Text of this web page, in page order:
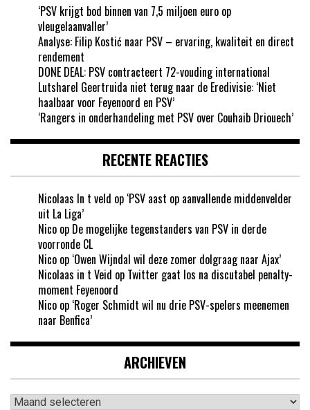
‘PSV krijgt bod binnen van 7,5 miljoen euro op
vleugelaanvaller’
Analyse: Filip Kostić naar PSV – ervaring, kwaliteit en direct
rendement
DONE DEAL: PSV contracteert 72-vouding international
Lutsharel Geertruida niet terug naar de Eredivisie: ‘Niet
haalbaar voor Feyenoord en PSV’
‘Rangers in onderhandeling met PSV over Couhaib Driouech’
RECENTE REACTIES
Nicolaas In t veld op ‘PSV aast op aanvallende middenvelder
uit La Liga’
Nico op De mogelijke tegenstanders van PSV in derde
voorronde CL
Nico op ‘Owen Wijndal wil deze zomer dolgraag naar Ajax’
Nicolaas in t Veid op Twitter gaat los na discutabel penalty-
moment Feyenoord
Nico op ‘Roger Schmidt wil nu drie PSV-spelers meenemen
naar Benfica’
ARCHIEVEN
Archieven